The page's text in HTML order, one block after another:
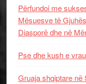
Përfundoi me
Mësuesve të
Diasporë dhe në
Pse dhe kush e
Gruaja shqiptare